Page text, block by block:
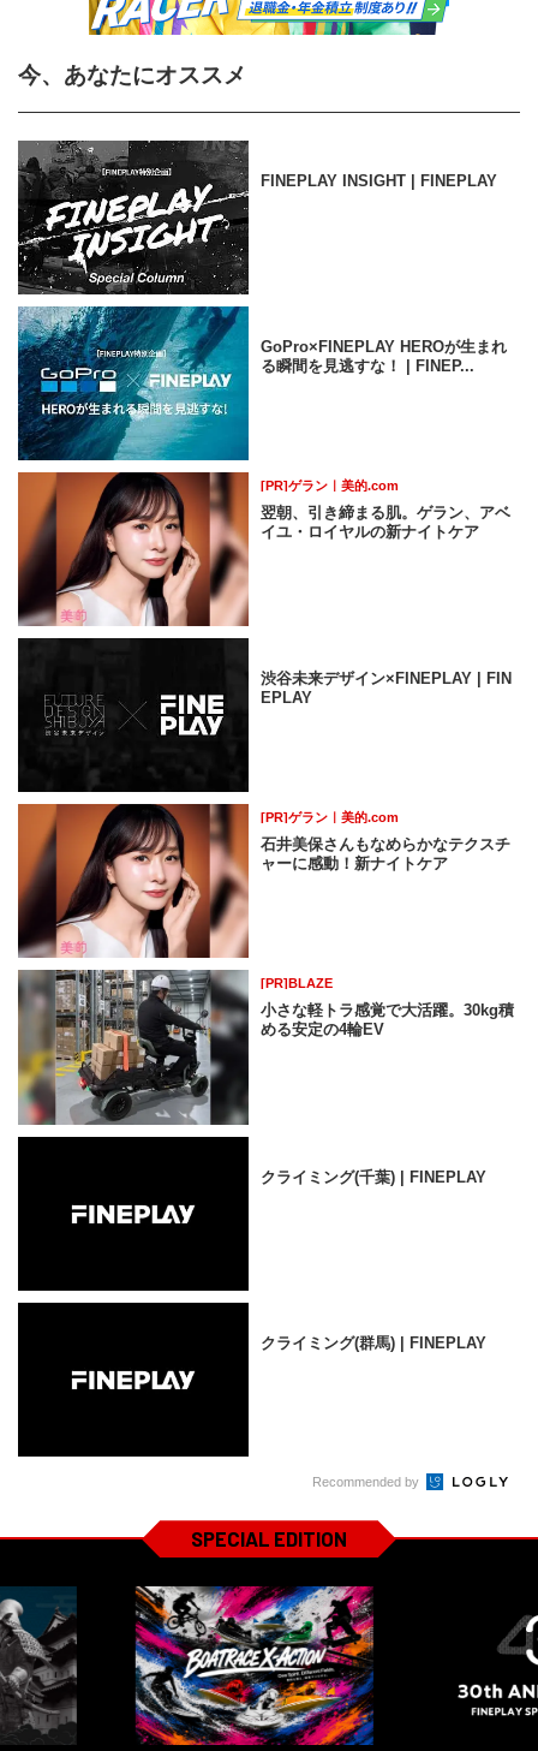
今、あなたにオススメ
FINEPLAY INSIGHT | FINEPLAY
GoPro×FINEPLAY HEROが生まれ
る瞬間を見逃すな！ | FINEP...
[PR]ゲラン｜美的.com
翌朝、引き締まる肌。ゲラン、アベ
イユ・ロイヤルの新ナイトケア
渋谷未来デザイン×FINEPLAY | FIN
EPLAY
[PR]ゲラン｜美的.com
石井美保さんもなめらかなテクスチ
ャーに感動！新ナイトケア
[PR]BLAZE
小さな軽トラ感覚で大活躍。30kg積
める安定の4輪EV
クライミング(千葉) | FINEPLAY
クライミング(群馬) | FINEPLAY
Recommended by
SPECIAL EDITION